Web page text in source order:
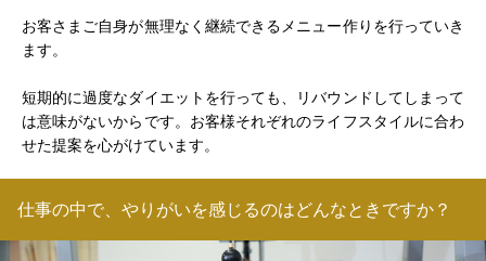
お客さまご自身が無理なく継続できるメニュー作りを行っていき
ます。
短期的に過度なダイエットを行っても、リバウンドしてしまって
は意味がないからです。お客様それぞれのライフスタイルに合わ
せた提案を心がけています。
仕事の中で、やりがいを感じるのはどんなときですか？